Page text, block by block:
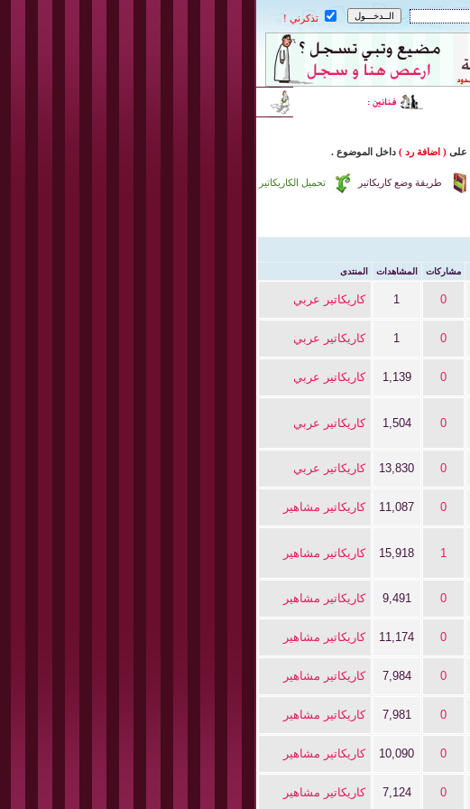
تذكرني !
على ( اضافة رد ) داخل الموضوع .
تحميل الكاريكاتير طريقة وضع كاريكاتير
مشاركات المشاهدات المنتدى
0
1 كاريكاتير عربي
0
1 كاريكاتير عربي
0
1,139 كاريكاتير عربي
0
1,504 كاريكاتير عربي
0
13,830 كاريكاتير عربي
0
11,087 كاريكاتير مشاهير
1
15,918 كاريكاتير مشاهير
0
9,491 كاريكاتير مشاهير
0
11,174 كاريكاتير مشاهير
0
7,984 كاريكاتير مشاهير
0
7,981 كاريكاتير مشاهير
0
10,090 كاريكاتير مشاهير
0
7,124 كاريكاتير مشاهير